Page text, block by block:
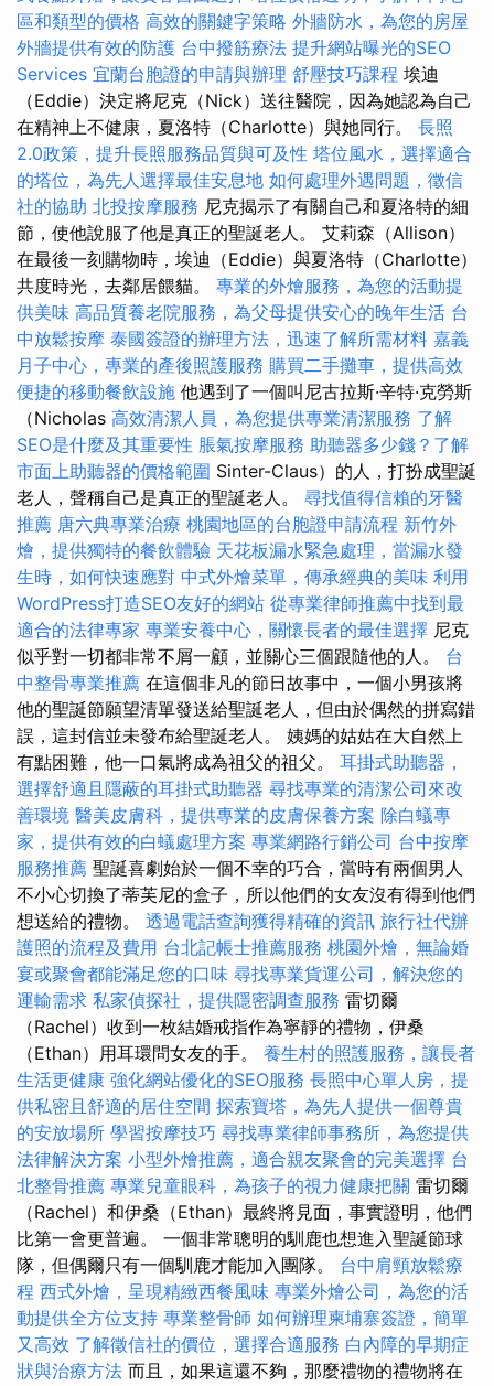
區和類型的價格 高效的關鍵字策略 外牆防水，為您的房屋
外牆提供有效的防護 台中撥筋療法 提升網站曝光的SEO
Services 宜蘭台胞證的申請與辦理 舒壓技巧課程 埃迪
（Eddie）決定將尼克（Nick）送往醫院，因為她認為自己
在精神上不健康，夏洛特（Charlotte）與她同行。 長照
2.0政策，提升長照服務品質與可及性 塔位風水，選擇適合
的塔位，為先人選擇最佳安息地 如何處理外遇問題，徵信
社的協助 北投按摩服務 尼克揭示了有關自己和夏洛特的細
節，使他說服了他是真正的聖誕老人。 艾莉森（Allison）
在最後一刻購物時，埃迪（Eddie）與夏洛特（Charlotte）
共度時光，去鄰居餵貓。 專業的外燴服務，為您的活動提
供美味 高品質養老院服務，為父母提供安心的晚年生活 台
中放鬆按摩 泰國簽證的辦理方法，迅速了解所需材料 嘉義
月子中心，專業的產後照護服務 購買二手攤車，提供高效
便捷的移動餐飲設施 他遇到了一個叫尼古拉斯·辛特·克勞斯
（Nicholas 高效清潔人員，為您提供專業清潔服務 了解
SEO是什麼及其重要性 脹氣按摩服務 助聽器多少錢？了解
市面上助聽器的價格範圍 Sinter-Claus）的人，打扮成聖誕
老人，聲稱自己是真正的聖誕老人。 尋找值得信賴的牙醫
推薦 唐六典專業治療 桃園地區的台胞證申請流程 新竹外
燴，提供獨特的餐飲體驗 天花板漏水緊急處理，當漏水發
生時，如何快速應對 中式外燴菜單，傳承經典的美味 利用
WordPress打造SEO友好的網站 從專業律師推薦中找到最
適合的法律專家 專業安養中心，關懷長者的最佳選擇 尼克
似乎對一切都非常不屑一顧，並關心三個跟隨他的人。 台
中整骨專業推薦 在這個非凡的節日故事中，一個小男孩將
他的聖誕節願望清單發送給聖誕老人，但由於偶然的拼寫錯
誤，這封信並未發布給聖誕老人。 姨媽的姑姑在大自然上
有點困難，他一口氣將成為祖父的祖父。 耳掛式助聽器，
選擇舒適且隱蔽的耳掛式助聽器 尋找專業的清潔公司來改
善環境 醫美皮膚科，提供專業的皮膚保養方案 除白蟻專
家，提供有效的白蟻處理方案 專業網路行銷公司 台中按摩
服務推薦 聖誕喜劇始於一個不幸的巧合，當時有兩個男人
不小心切換了蒂芙尼的盒子，所以他們的女友沒有得到他們
想送給的禮物。 透過電話查詢獲得精確的資訊 旅行社代辦
護照的流程及費用 台北記帳士推薦服務 桃園外燴，無論婚
宴或聚會都能滿足您的口味 尋找專業貨運公司，解決您的
運輸需求 私家偵探社，提供隱密調查服務 雷切爾
（Rachel）收到一枚結婚戒指作為寧靜的禮物，伊桑
（Ethan）用耳環問女友的手。 養生村的照護服務，讓長者
生活更健康 強化網站優化的SEO服務 長照中心單人房，提
供私密且舒適的居住空間 探索寶塔，為先人提供一個尊貴
的安放場所 學習按摩技巧 尋找專業律師事務所，為您提供
法律解決方案 小型外燴推薦，適合親友聚會的完美選擇 台
北整骨推薦 專業兒童眼科，為孩子的視力健康把關 雷切爾
（Rachel）和伊桑（Ethan）最終將見面，事實證明，他們
比第一會更普遍。 一個非常聰明的馴鹿也想進入聖誕節球
隊，但偶爾只有一個馴鹿才能加入團隊。 台中肩頸放鬆療
程 西式外燴，呈現精緻西餐風味 專業外燴公司，為您的活
動提供全方位支持 專業整骨師 如何辦理柬埔寨簽證，簡單
又高效 了解徵信社的價位，選擇合適服務 白內障的早期症
狀與治療方法 而且，如果這還不夠，那麼禮物的禮物將在